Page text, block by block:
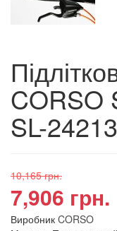
CORSO
SL-
10,165 грн.
7,906 грн.
Виробник CORSO